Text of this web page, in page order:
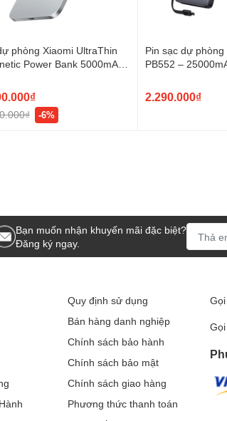
phòng Xiaomi UltraThin
Power Bank 5000mAh
-6%
Pin sạc dự phòng
PB552 –
2.290.000₫
Bạn muốn nhận khuyến mãi đặc biệt?
Đăng ký ngay.
Quy định sử dụng
Bán hàng danh nghiệp
Chính sách bảo hành
Chính sách bảo mật
Chính sách giao hàng
Phương thức thanh toán